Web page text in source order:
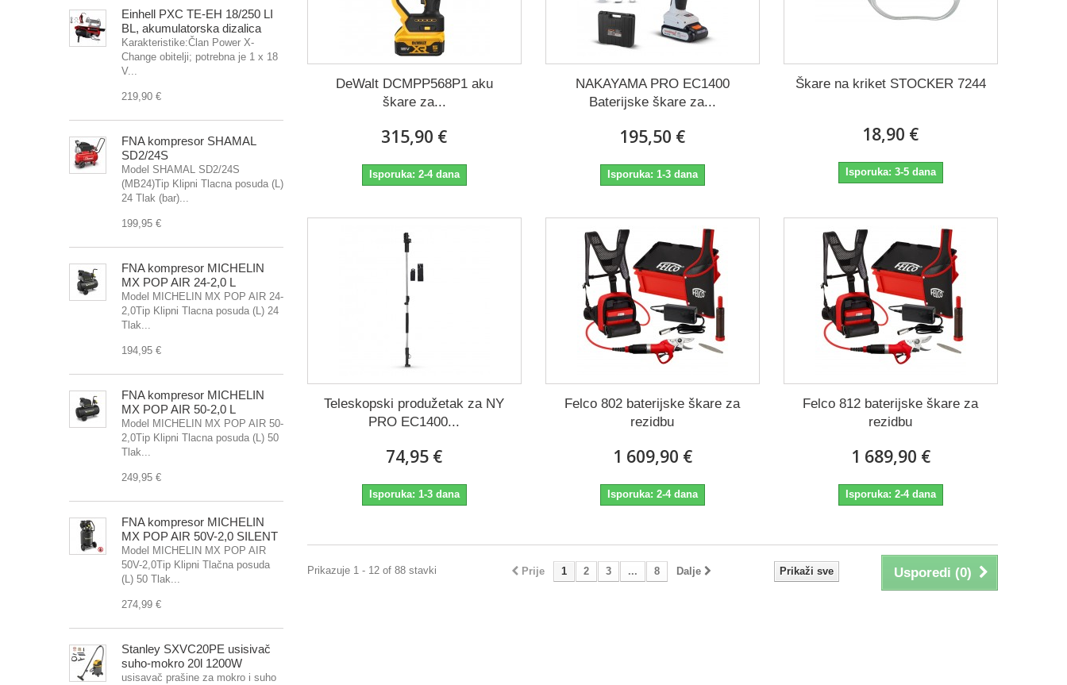
Einhell PXC TE-EH 18/250 LI
BL, akumulatorska dizalica
Karakteristike:Član Power X-
Change obitelji; potrebna je 1 x 18
V...
219,90 €
FNA kompresor SHAMAL
SD2/24S
Model SHAMAL SD2/24S
(MB24)Tip Klipni Tlacna posuda (L)
24 Tlak (bar)...
199,95 €
FNA kompresor MICHELIN
MX POP AIR 24-2,0 L
Model MICHELIN MX POP AIR 24-
2,0Tip Klipni Tlacna posuda (L) 24
Tlak...
194,95 €
FNA kompresor MICHELIN
MX POP AIR 50-2,0 L
Model MICHELIN MX POP AIR 50-
2,0Tip Klipni Tlacna posuda (L) 50
Tlak...
249,95 €
FNA kompresor MICHELIN
MX POP AIR 50V-2,0 SILENT
Model MICHELIN MX POP AIR
50V-2,0Tip Klipni Tlačna posuda
(L) 50 Tlak...
274,99 €
Stanley SXVC20PE usisivač
suho-mokro 20l 1200W
usisavač prašine za mokro i suho
DeWalt DCMPP568P1 aku
škare za...
315,90 €
Isporuka: 2-4 dana
ΝΑΚΑΥΑΜΑ PRO EC1400
Baterijske škare za...
195,50 €
Isporuka: 1-3 dana
Škare na kriket STOCKER 7244
18,90 €
Isporuka: 3-5 dana
Teleskopski produžetak za NY
PRO EC1400...
74,95 €
Isporuka: 1-3 dana
Felco 802 baterijske škare za
rezidbu
1 609,90 €
Isporuka: 2-4 dana
Felco 812 baterijske škare za
rezidbu
1 689,90 €
Isporuka: 2-4 dana
Usporedi (0)
Prikaži sve
Prije 1 2 3 ... 8 Dalje
Prikazuje 1 - 12 of 88 stavki